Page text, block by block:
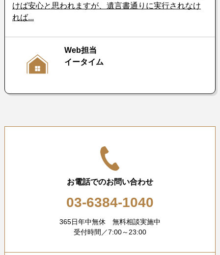
けば安心と思われますが、遺言書通りに実行されなけ
れば...
Web担当
イータイム
お電話でのお問い合わせ
03-6384-1040
365日年中無休 無料相談実施中
受付時間／7:00～23:00